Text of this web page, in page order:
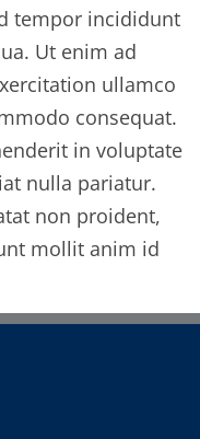
tempor incididunt
Ut enim ad
ullamco
consequat.
in voluptate
nulla pariatur.
non proident,
mollit anim id